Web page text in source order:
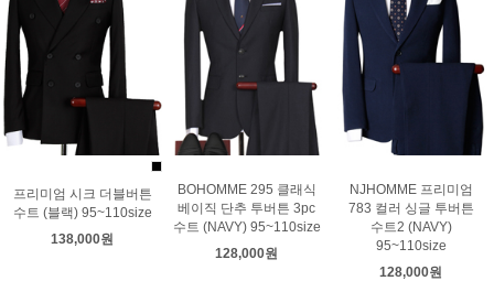
프리미엄 시크 더블버튼
수트 (블랙) 95~110size
138,000원
BOHOMME 295 클래식
베이직 단추 투버튼 3pc
수트 (NAVY) 95~110size
128,000원
NJHOMME 프리미엄
783 컬러 싱글 투버튼
수트2 (NAVY)
95~110size
128,000원